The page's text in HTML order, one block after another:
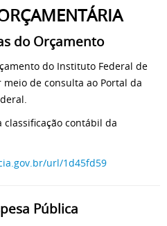
do Orçamento
do Instituto Federal de
de consulta ao Portal da
classificação contábil da
url/1d45fd59
Pública